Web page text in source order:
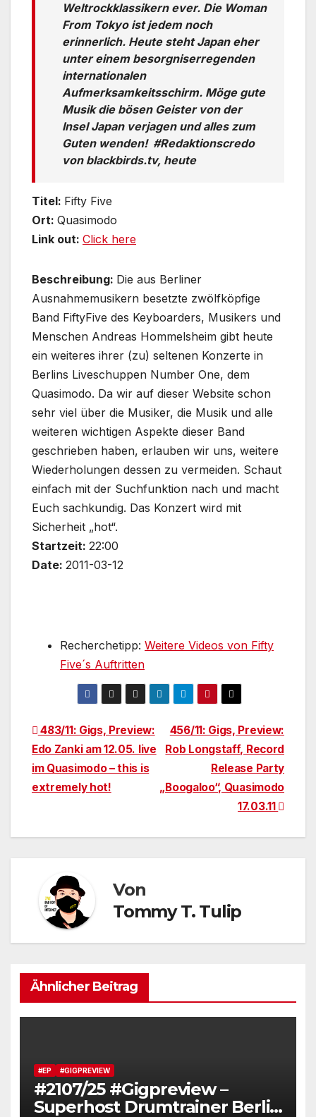
Weltrockklassikern ever. Die Woman
From Tokyo ist jedem noch
erinnerlich. Heute steht Japan eher
unter einem besorgniserregenden
internationalen
Aufmerksamkeitsschirm. Möge gute
Musik die bösen Geister von der
Insel Japan verjagen und alles zum
Guten wenden! #Redaktionscredo
von blackbirds.tv, heute
Titel: Fifty Five
Ort: Quasimodo
Link out: Click here
Beschreibung: Die aus Berliner
Ausnahmemusikern besetzte zwölfköpfige
Band FiftyFive des Keyboarders, Musikers und
Menschen Andreas Hommelsheim gibt heute
ein weiteres ihrer (zu) seltenen Konzerte in
Berlins Liveschuppen Number One, dem
Quasimodo. Da wir auf dieser Website schon
sehr viel über die Musiker, die Musik und alle
weiteren wichtigen Aspekte dieser Band
geschrieben haben, erlauben wir uns, weitere
Wiederholungen dessen zu vermeiden. Schaut
einfach mit der Suchfunktion nach und macht
Euch sachkundig. Das Konzert wird mit
Sicherheit „hot“.
Startzeit: 22:00
Date: 2011-03-12
Recherchetipp: Weitere Videos von Fifty
Five´s Auftritten
Beitragsnavigation
456/11: Gigs, Preview:
Rob Longstaff, Record
Release Party
„Boogaloo“, Quasimodo
17.03.11
483/11: Gigs, Preview:
Edo Zanki am 12.05. live
im Quasimodo – this is
extremely hot!
Von
Tommy T. Tulip
Ähnlicher Beitrag
#EP #GIGPREVIEW
#2107/25 #Gigpreview –
Superhost Drumtrainer Berlin